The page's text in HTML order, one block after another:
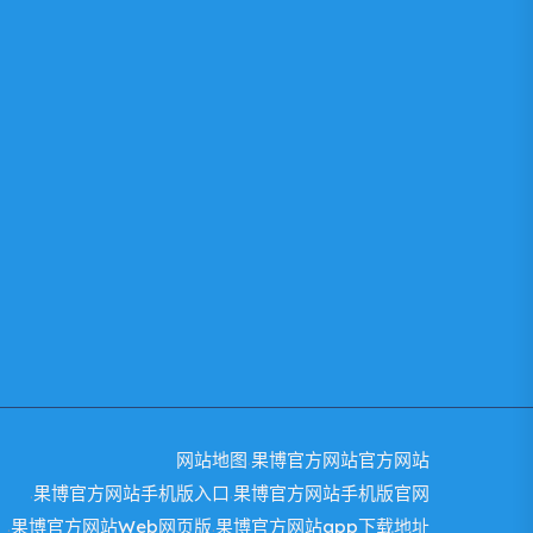
网站地图 果博官方网站官方网站
果博官方网站手机版入口 果博官方网站手机版官网
果博官方网站Web网页版 果博官方网站app下载地址